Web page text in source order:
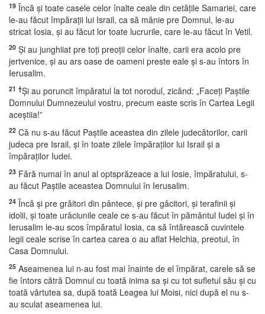
19 Încă şi toate casele celor înalte ceale din cetăţile Samariei, care
le-au făcut împăraţii lui Israil, ca să mânie pre Domnul, le-au
stricat Iosia, şi au făcut lor toate lucrurile, care le-au făcut în Vetil.
20 Şi au junghiiat pre toţi preoţii celor înalte, carii era acolo pre
jertvenice, şi au ars oase de oameni preste eale şi s-au întors în
Ierusalim.
21 †Şi au poruncit împăratul la tot norodul, zicând: „Faceţi Paştile
Domnului Dumnezeului vostru, precum easte scris în Cartea Legii
aceştiia!”
22 Că nu s-au făcut Paştile aceastea din zilele judecătorilor, carii
judeca pre Israil, şi în toate zilele împăraţilor lui Israil şi a
împăraţilor Iudei.
23 Fără numai în anul al optsprăzeace a lui Iosie, împăratului, s-
au făcut Paştile aceastea Domnului în Ierusalim.
24 Încă şi pre grăitori din pântece, şi pre gâcitori, şi terafinii şi
idolii, şi toate urâciunile ceale ce s-au făcut în pământul Iudei şi în
Ierusalim le-au scos împăratul Iosia, ca să întărească cuvintele
legii ceale scrise în cartea carea o au aflat Helchia, preotul, în
Casa Domnului.
25 Aseamenea lui n-au fost mai înainte de el împărat, carele să se
fie întors cătră Domnul cu toată inima sa şi cu tot sufletul său şi cu
toată vârtutea sa, după toată Leagea lui Moisi, nici după el nu s-
au sculat aseamenea lui.